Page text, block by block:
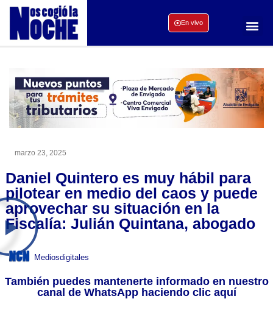
En vivo
marzo 23, 2025
Daniel Quintero es muy hábil para
pilotear en medio del caos y puede
aprovechar su situación en la
Fiscalía: Julián Quintana, abogado
Mediosdigitales
También puedes mantenerte informado en nuestro
canal de WhatsApp haciendo clic aquí